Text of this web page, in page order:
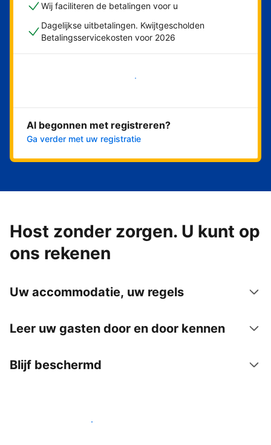
Wij faciliteren de betalingen voor u
Dagelijkse uitbetalingen. Kwijtgescholden
Betalingsservicekosten voor 2026
Nu meteen beginnen
Al begonnen met registreren?
Ga verder met uw registratie
Host zonder zorgen. U kunt op
ons rekenen
Uw accommodatie, uw regels
Leer uw gasten door en door kennen
Blijf beschermd
Word vandaag nog host bij ons